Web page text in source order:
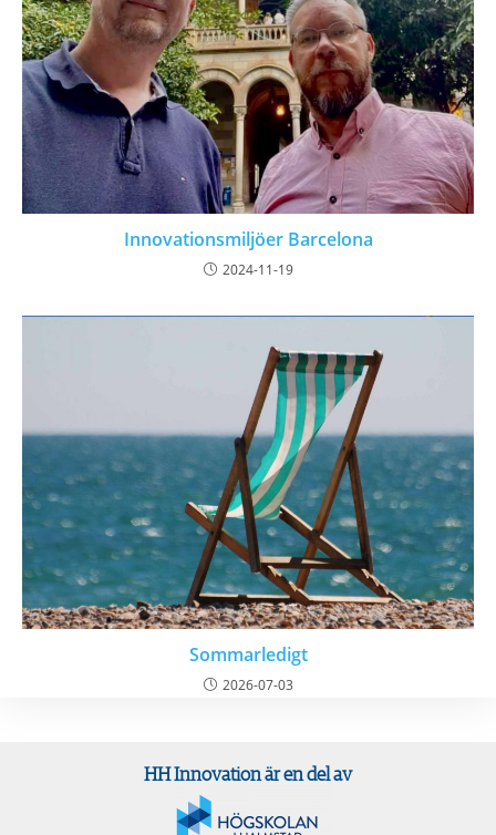
Innovationsmiljöer Barcelona
2024-11-19
Sommarledigt
2026-07-03
HH Innovation är en del av